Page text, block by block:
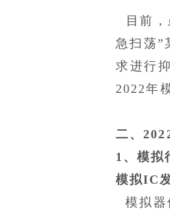
目前，
急扫荡”
求进行
2022年
二、
1、模拟
模拟IC
模拟器